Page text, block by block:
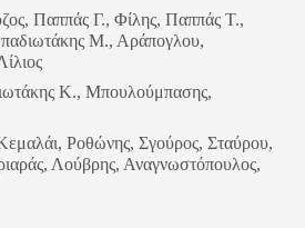
Παππάς Γ., Φίλης, Παππάς Τ.,
Μ., Αράπογλου,
Κ., Μπουλούμπασης,
Ροθώνης, Σγούρος, Σταύρου,
Λούβρης, Αναγνωστόπουλος,